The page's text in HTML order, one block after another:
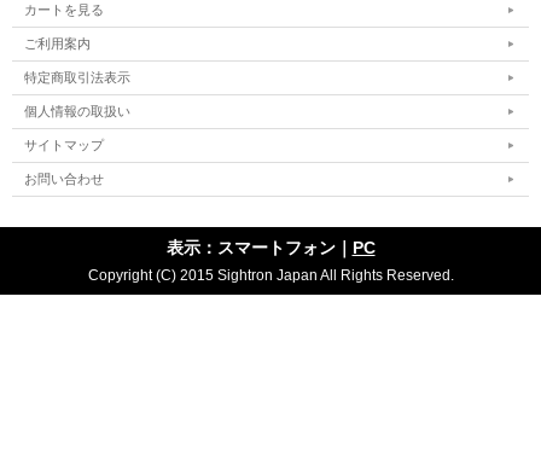
カートを見る
ご利用案内
特定商取引法表示
個人情報の取扱い
サイトマップ
お問い合わせ
表示：スマートフォン｜ PC
Copyright (C) 2015 Sightron Japan All Rights Reserved.